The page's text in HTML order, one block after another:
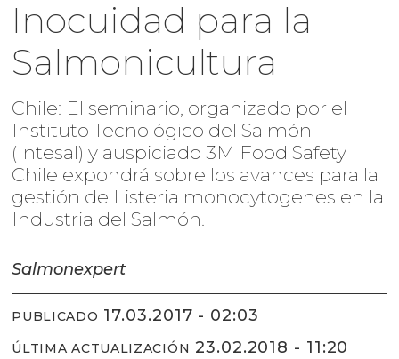
Inocuidad para la
Salmonicultura
Chile: El seminario, organizado por el
Instituto Tecnológico del Salmón
(Intesal) y auspiciado 3M Food Safety
Chile expondrá sobre los avances para la
gestión de Listeria monocytogenes en la
Industria del Salmón.
Salmonexpert
PUBLICADO 17.03.2017 - 02:03
ÚLTIMA ACTUALIZACIÓN 23.02.2018 - 11:20